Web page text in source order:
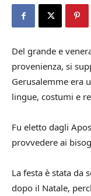
Del grande e
provenienza, si
Gerusalemme era
lingue, costumi e
Fu eletto dagli
provvedere ai
La festa è stata da
dopo il Natale,